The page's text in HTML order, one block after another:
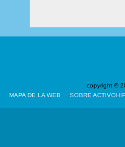
copyright ©
MAPA DE LA WEB SOBRE